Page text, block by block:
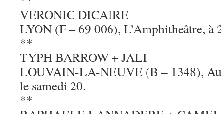
VERONIC DICAIRE
LYON (F – 69 006), L’Amphitheâtre, à
**
TYPH BARROW + JALI
LOUVAIN-LA-NEUVE (B – 1348),
le samedi 20.
**